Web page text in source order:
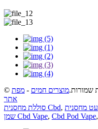
מוצרים חמים - מפת
אתר
סוללת מחסנית Cbd,
שמן Cbd Vape, Cbd Pod Vape,